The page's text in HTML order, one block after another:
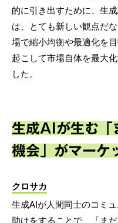
的に引き出すために、生
は、とても新しい観点だ
場で縮小均衡や最適化を
起こして市場自体を最大
した。
生成AIが生む「
機会」がマーケ
クロサカ
生成AIが人間同士のコミ
助けをすることで、「ま